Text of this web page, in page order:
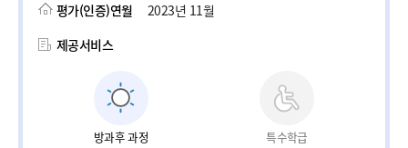
평가(인증)연월
2023년 11월
제공서비스
방과후 과정 특수학급